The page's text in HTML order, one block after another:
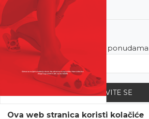
SVE UPOLA CIJENE!
Korisnički servis
Newsletter
Budite u toku sa najnovijim
PRIJAVITE SE
Ova web stranica koristi kolačiće